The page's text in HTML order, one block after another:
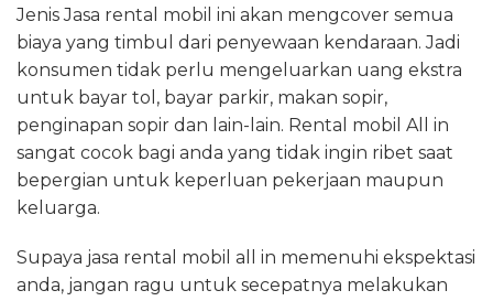
Jenis Jasa rental mobil ini akan mengcover semua
biaya yang timbul dari penyewaan kendaraan. Jadi
konsumen tidak perlu mengeluarkan uang ekstra
untuk bayar tol, bayar parkir, makan sopir,
penginapan sopir dan lain-lain. Rental mobil All in
sangat cocok bagi anda yang tidak ingin ribet saat
bepergian untuk keperluan pekerjaan maupun
keluarga.
Supaya jasa rental mobil all in memenuhi ekspektasi
anda, jangan ragu untuk secepatnya melakukan